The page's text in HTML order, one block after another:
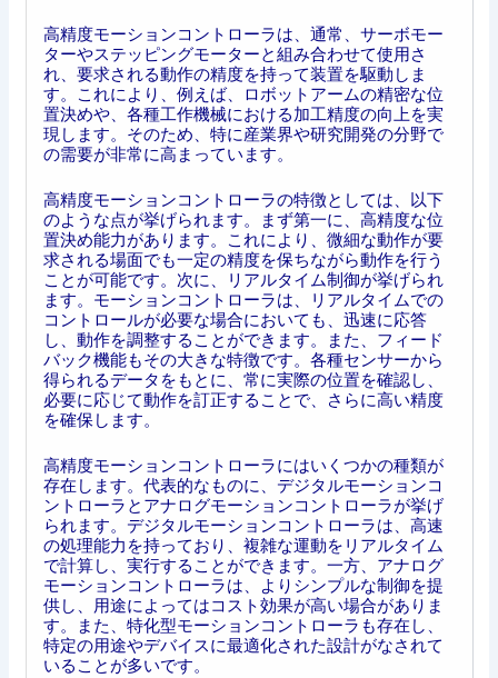
高精度モーションコントローラは、通常、サーボモー
ターやステッピングモーターと組み合わせて使用さ
れ、要求される動作の精度を持って装置を駆動しま
す。これにより、例えば、ロボットアームの精密な位
置決めや、各種工作機械における加工精度の向上を実
現します。そのため、特に産業界や研究開発の分野で
の需要が非常に高まっています。
高精度モーションコントローラの特徴としては、以下
のような点が挙げられます。まず第一に、高精度な位
置決め能力があります。これにより、微細な動作が要
求される場面でも一定の精度を保ちながら動作を行う
ことが可能です。次に、リアルタイム制御が挙げられ
ます。モーションコントローラは、リアルタイムでの
コントロールが必要な場合においても、迅速に応答
し、動作を調整することができます。また、フィード
バック機能もその大きな特徴です。各種センサーから
得られるデータをもとに、常に実際の位置を確認し、
必要に応じて動作を訂正することで、さらに高い精度
を確保します。
高精度モーションコントローラにはいくつかの種類が
存在します。代表的なものに、デジタルモーションコ
ントローラとアナログモーションコントローラが挙げ
られます。デジタルモーションコントローラは、高速
の処理能力を持っており、複雑な運動をリアルタイム
で計算し、実行することができます。一方、アナログ
モーションコントローラは、よりシンプルな制御を提
供し、用途によってはコスト効果が高い場合がありま
す。また、特化型モーションコントローラも存在し、
特定の用途やデバイスに最適化された設計がなされて
いることが多いです。